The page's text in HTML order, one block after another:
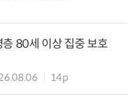
80세 이상 집중 보호
14p